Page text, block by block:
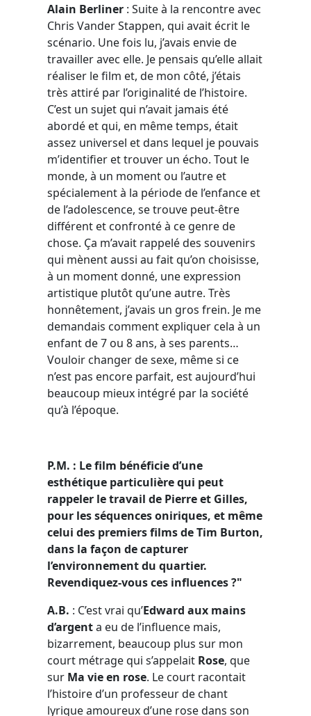
Alain Berliner : Suite à la rencontre avec
Chris Vander Stappen, qui avait écrit le
scénario. Une fois lu, j’avais envie de
travailler avec elle. Je pensais qu’elle allait
réaliser le film et, de mon côté, j’étais
très attiré par l’originalité de l’histoire.
C’est un sujet qui n’avait jamais été
abordé et qui, en même temps, était
assez universel et dans lequel je pouvais
m’identifier et trouver un écho. Tout le
monde, à un moment ou l’autre et
spécialement à la période de l’enfance et
de l’adolescence, se trouve peut-être
différent et confronté à ce genre de
chose. Ça m’avait rappelé des souvenirs
qui mènent aussi au fait qu’on choisisse,
à un moment donné, une expression
artistique plutôt qu’une autre. Très
honnêtement, j’avais un gros frein. Je me
demandais comment expliquer cela à un
enfant de 7 ou 8 ans, à ses parents…
Vouloir changer de sexe, même si ce
n’est pas encore parfait, est aujourd’hui
beaucoup mieux intégré par la société
qu’à l’époque.
P.M. : Le film bénéficie d’une
esthétique particulière qui peut
rappeler le travail de Pierre et Gilles,
pour les séquences oniriques, et même
celui des premiers films de Tim Burton,
dans la façon de capturer
l’environnement du quartier.
Revendiquez-vous ces influences ?"
A.B. : C’est vrai qu’Edward aux mains
d’argenta eu de l’influence mais,
bizarrement, beaucoup plus sur mon
court métrage qui s’appelait Rose, que
sur Ma vie en rose. Le court racontait
l’histoire d’un professeur de chant
lyrique amoureux d’une rose dans son